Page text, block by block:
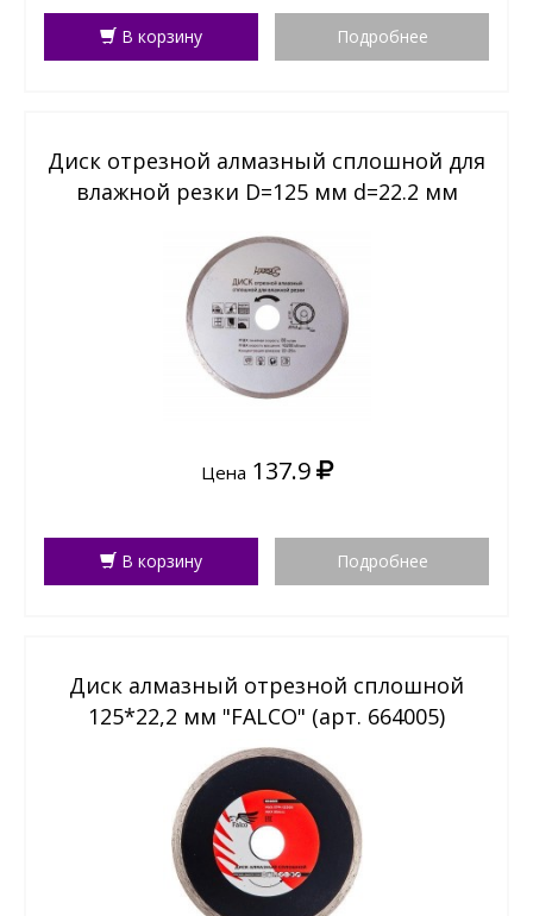
В корзину Подробнее
Диск отрезной алмазный сплошной для
влажной резки D=125 мм d=22.2 мм
Цена 137.9
В корзину Подробнее
Диск алмазный отрезной сплошной
125*22,2 мм "FALCO" (арт. 664005)